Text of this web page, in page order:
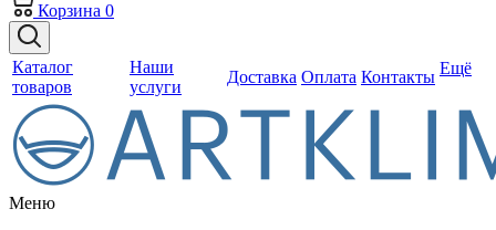
Корзина 0
Каталог
товаров
Наши
услуги
Доставка Оплата Контакты Ещё
Меню